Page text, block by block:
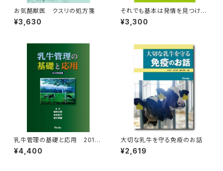
お気酪獣医 クスリの処方箋
¥3,630
それでも基本は発情を見つけて
種を付ける=改訂版=
¥3,300
乳牛管理の基礎と応用 2012
年改訂版
¥4,400
大切な乳牛を守る免疫のお話
¥2,619